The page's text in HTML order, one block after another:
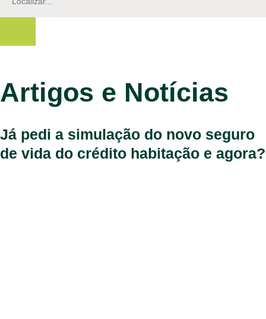
Artigos e Notícias
Já pedi a simulação do novo seguro
de vida do crédito habitação e agora?